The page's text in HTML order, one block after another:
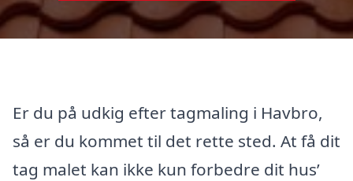
Er du på udkig efter tagmaling i Havbro,
så er du kommet til det rette sted. At få dit
tag malet kan ikke kun forbedre dit hus’